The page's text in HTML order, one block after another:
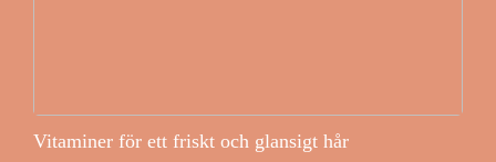
Vitaminer för ett friskt och glansigt hår